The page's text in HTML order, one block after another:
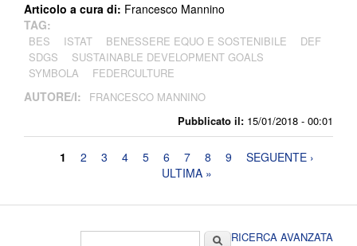
Pubblicato il: 15/01/2018 - 00:01
Articolo a cura di: Francesco Mannino
TAG:
BES ISTAT BENESSERE EQUO E SOSTENIBILE
DEF
SDGS
SUSTAINABLE DEVELOPMENT GOALS
SYMBOLA
FEDERCULTURE
AUTORE/I: FRANCESCO MANNINO
Pagine
1 2 3 4 5 6 7 8 9
SEGUENTE ›
ULTIMA »
CercaRICERCA AVANZATA